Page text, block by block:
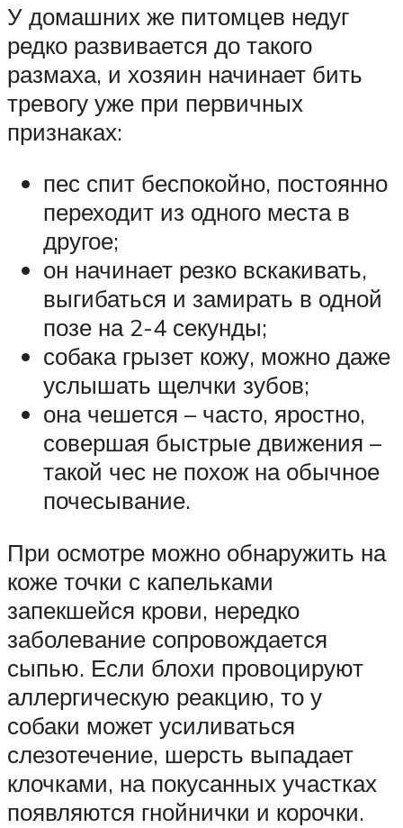
У домашних же питомцев недуг
редко развивается до такого
размаха, и хозяин начинает бить
тревогу уже при первичных
признаках:
пес спит беспокойно, постоянно
переходит из одного места в
другое;
он начинает резко вскакивать,
выгибаться и замирать в одной
позе на 2-4 секунды;
собака грызет кожу, можно даже
услышать щелчки зубов;
она чешется – часто, яростно,
совершая быстрые движения –
такой чес не похож на обычное
почесывание.
При осмотре можно обнаружить на
коже точки с капельками
запекшейся крови, нередко
заболевание сопровождается
сыпью. Если блохи провоцируют
аллергическую реакцию, то у
собаки может усиливаться
слезотечение, шерсть выпадает
клочками, на покусанных участках
появляются гнойнички и корочки.